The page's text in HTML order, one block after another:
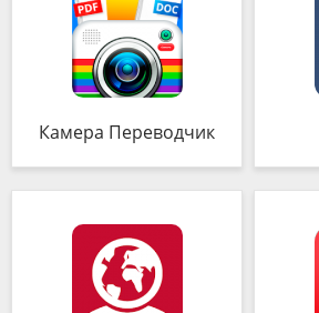
Камера Переводчик